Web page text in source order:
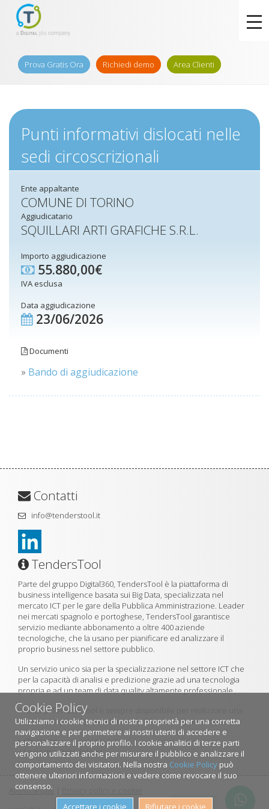
Prova Gratis Ora Richiedi demo Area Clienti
Cookie Policy
Utilizziamo i cookie tecnici di nostra proprietà per una corretta
navigazione e per permetere ai nostri utenti di accedere e
personalizzare il proprio profilo. I cookie analitici di terze parti
vengono utilizzati anche per misurare il pubblico e analizzare il
comportamento dei visitatori. Nella nostra Cookie Policy può
ottenere ulteriori informazioni e vedere come revocare il suo
consenso.
Accettare i cookie
Rifiutare i cookie
Punti informativi dislocati nelle
sedi circoscrizionali
Ente appaltante
COMUNE DI TORINO
Aggiudicatario
SQUILLARI ARTI GRAFICHE S.R.L.
Importo aggiudicazione
55.880,00€
IVA esclusa
Data aggiudicazione
23/06/2026
Documenti
» Bando di aggiudicazione
Contatti
info@tenderstool.it
TendersTool
Parte del gruppo Digital360, TendersTool è la piattaforma di
business intelligence basata sui Big Data, specializzata nel
mercato ICT per le gare della Pubblica Amministrazione. Leader
nei mercati spagnolo e portoghese, TendersTool garantisce
servizio mediante abbonamento a oltre 400 aziende
tecnologiche, che la usano per pianificare ed analizzare il
proprio business nel settore pubblico.
Un servizio unico sia per la specializzazione nel settore ICT che
per la capacità di analisi e predizione grazie ad una tecnologia
propria e ad un team di data quality altamente professionale.
Il team di TendersTool è sempre disponibile per realizzare una
demo della piattaforma utilizzando il formulario di contatto.
»Chi siamo
»La nostra metodologia
Avviso legale
Contattaci